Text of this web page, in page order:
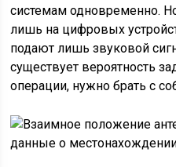
системам одновременно.
лишь на цифровых
подают лишь звуковой
существует вероятность
операции, нужно брать с